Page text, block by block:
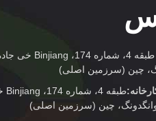
چین (سرزمین اصلی)
چین (سرزمین اصلی)